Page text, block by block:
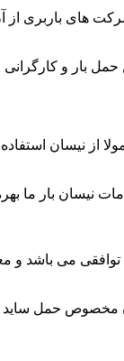
شرکت های باربری
بار و کارگرانی
با نیسان در نیسان بار گرگان بار همه
بار ما بهره
می باشد و
حمل ساید که